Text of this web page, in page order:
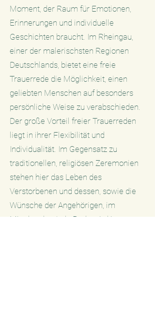
Moment, der Raum für Emotionen,
Erinnerungen und individuelle
Geschichten braucht. Im Rheingau,
einer der malerischsten Regionen
Deutschlands, bietet eine freie
Trauerrede die Möglichkeit, einen
geliebten Menschen auf besonders
persönliche Weise zu verabschieden.
Der große Vorteil freier Trauerreden
liegt in ihrer Flexibilität und
Individualität. Im Gegensatz zu
traditionellen, religiösen Zeremonien
stehen hier das Leben des
Verstorbenen und dessen, sowie die
Wünsche der Angehörigen, im
Mittelpunkt. Jede Rede wird in enger